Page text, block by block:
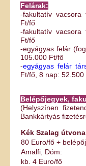
Felárak:
-fakultatív
Ft/fő
-fakultatív
Ft/fő
-egyágyas felár
105.000 Ft/fő
-egyágyas felár
Ft/fő, 8 nap: 52.500
Belépőjegyek,
(Helyszínen
Bankkártyás
Kék Szalag
80 Euro/fő +
Amalfi, Dóm:
kb. 4 Euro/fő